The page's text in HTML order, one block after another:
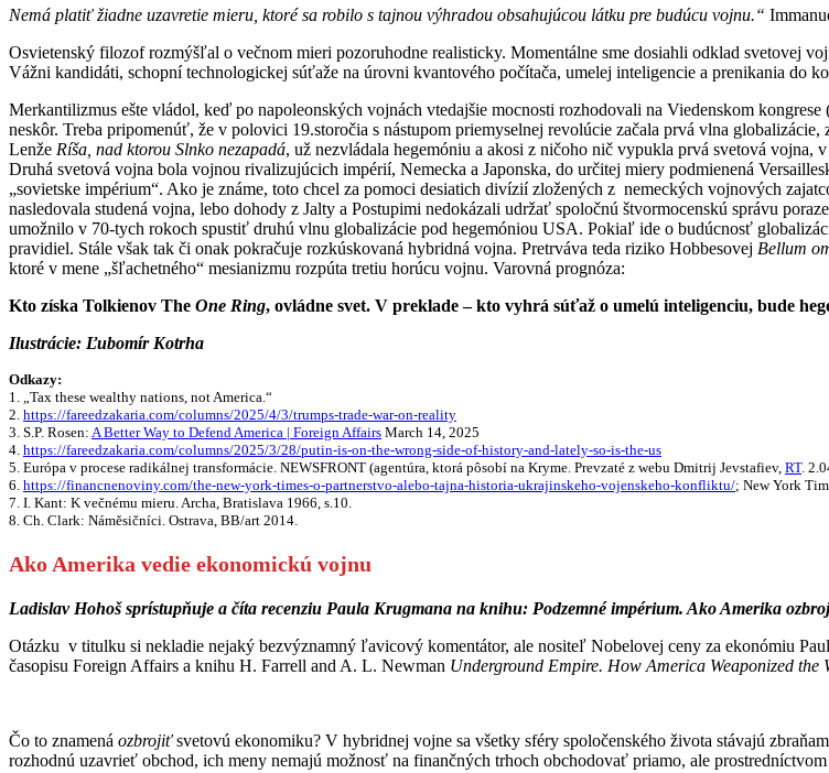
Nemá platiť žiadne uzavretie mieru, ktoré sa robilo s tajnou výhradou obsahujúcou látku pre budúcu vojnu.“
Osvietenský filozof rozmýšľal o večnom mieri pozoruhodne realisticky. Momentálne sme dosiahli odklad svetovej
Vážni kandidáti, schopní technologickej súťaže na úrovni kvantového počítača, umelej inteligencie a prenikania do
Merkantilizmus ešte vládol, keď po napoleonských vojnách vtedajšie mocnosti rozhodovali na Viedenskom
neskôr. Treba pripomenúť, že v polovici 19.storočia s nástupom priemyselnej revolúcie začala prvá vlna globalizácie,
Lenže Ríša, nad ktorou Slnko nezapadá, už nezvládala hegemóniu a akosi z ničoho nič vypukla prvá svetová
Druhá svetová vojna bola vojnou rivalizujúcich impérií, Nemecka a Japonska, do určitej miery podmienená
„sovietske impérium“. Ako je známe, toto chcel za pomoci desiatich divízií zložených z nemeckých vojnových
nasledovala studená vojna, lebo dohody z Jalty a Postupimi nedokázali udržať spoločnú štvormocenskú správu
umožnilo v 70-tych rokoch spustiť druhú vlnu globalizácie pod hegemóniou USA. Pokiaľ ide o budúcnosť
pravidiel. Stále však tak či onak pokračuje rozkúskovaná hybridná vojna. Pretrváva teda riziko Hobbesovej Bellum
ktoré v mene „šľachetného“ mesianizmu rozpúta tretiu horúcu vojnu. Varovná prognóza:
Kto získa Tolkienov The One Ring, ovládne svet. V preklade – kto vyhrá súťaž o umelú inteligenciu, bude
Ilustrácie: Ľubomír Kotrha
Odkazy:
1. „Tax these wealthy nations, not America.“
2. https://fareedzakaria.com/columns/2025/4/3/trumps-trade-war-on-reality
3. S.P. Rosen: A Better Way to Defend America | Foreign Affairs March 14, 2025
4. https://fareedzakaria.com/columns/2025/3/28/putin-is-on-the-wrong-side-of-history-and-lately-so-is-the-us
5. Európa v procese radikálnej transformácie. NEWSFRONT (agentúra, ktorá pôsobí na Kryme. Prevzaté z webu Dmitrij Jevstafiev, RT.
6. https://financnenoviny.com/the-new-york-times-o-partnerstvo-alebo-tajna-historia-ukrajinskeho-vojenskeho-konfliktu/; New York
7. I. Kant: K večnému mieru. Archa, Bratislava 1966, s.10.
8. Ch. Clark: Náměsičníci. Ostrava, BB/art 2014.
Ako Amerika vedie ekonomickú vojnu
Ladislav Hohoš sprístupňuje a číta recenziu Paula Krugmana na knihu: Podzemné impérium. Ako Amerika
Otázku v titulku si nekladie nejaký bezvýznamný ľavicový komentátor, ale nositeľ Nobelovej ceny za ekonómiu
časopisu Foreign Affairs a knihu H. Farrell and A. L. Newman Underground Empire. How America Weaponized the
Čo to znamená ozbrojiťsvetovú ekonomiku? V hybridnej vojne sa všetky sféry spoločenského života stávajú
rozhodnú uzavrieť obchod, ich meny nemajú možnosť na finančných trhoch obchodovať priamo, ale